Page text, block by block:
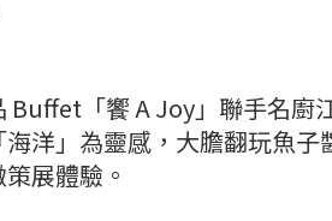
Buffet「饗 A Joy」聯手名廚
海洋」為靈感，大膽翻玩魚
展體驗。